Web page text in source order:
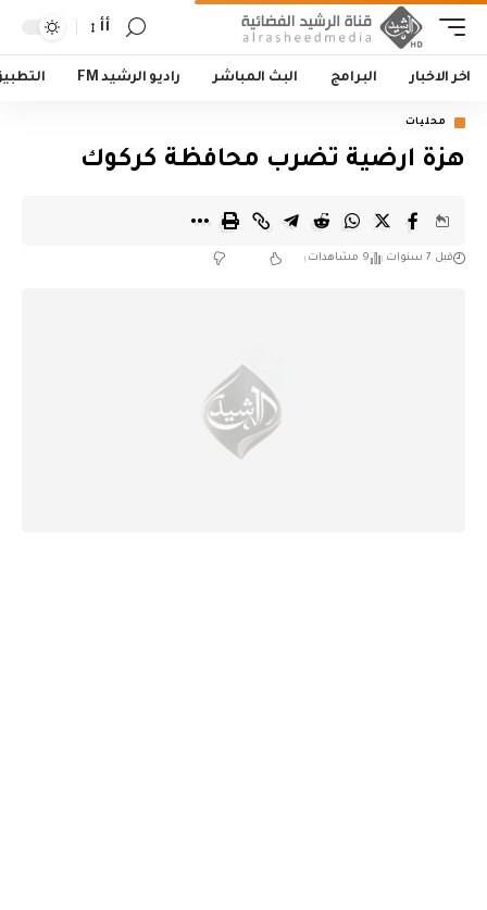
أأ
اخر الاخبار البرامج البث المباشر راديو الرشيد FM
محليات
هزة ارضية تضرب محافظة كركوك
قبل 7 سنوات 9 مشاهدات